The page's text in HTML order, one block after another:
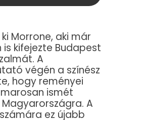
Morrone, aki már
kifejezte Budapest
A
végén a színész
hogy reményei
ismét
A
ez újabb